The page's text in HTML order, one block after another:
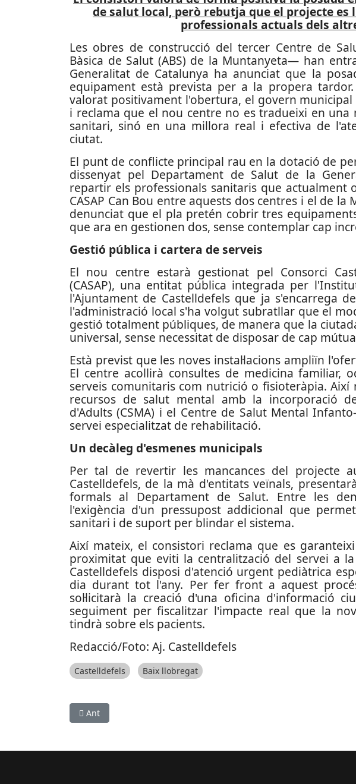
de salut local, però rebutja que el projecte
professionals actuals dels
Les obres de construcció del tercer Centre de
Bàsica de Salut (ABS) de la Muntanyeta— han
Generalitat de Catalunya ha anunciat que la
equipament està prevista per a la propera
valorat positivament l'obertura, el govern
i reclama que el nou centre no es tradueixi en una
sanitari, sinó en una millora real i efectiva de
ciutat.
El punt de conflicte principal rau en la dotació de
dissenyat pel Departament de Salut de la
repartir els professionals sanitaris que actualment
CASAP Can Bou entre aquests dos centres i el de la
denunciat que el pla pretén cobrir tres
que ara en gestionen dos, sense contemplar cap
Gestió pública i cartera de serveis
El nou centre estarà gestionat pel Consorci
(CASAP), una entitat pública integrada per
l'Ajuntament de Castelldefels que ja s'encarrega
l'administració local s'ha volgut subratllar que el
gestió totalment públiques, de manera que la
universal, sense necessitat de disposar de cap
Està previst que les noves instal·lacions ampliïn
El centre acollirà consultes de medicina familiar,
serveis comunitaris com nutrició o fisioteràpia. Així
recursos de salut mental amb la incorporació
d'Adults (CSMA) i el Centre de Salut Mental
servei especialitzat de rehabilitació.
Un decàleg d'esmenes municipals
Per tal de revertir les mancances del projecte
Castelldefels, de la mà d'entitats veïnals,
formals al Departament de Salut. Entre les
l'exigència d'un pressupost addicional que
sanitari i de suport per blindar el sistema.
Així mateix, el consistori reclama que es
proximitat que eviti la centralització del servei a
Castelldefels disposi d'atenció urgent pediàtrica
dia durant tot l'any. Per fer front a aquest
sol·licitarà la creació d'una oficina d'informació
seguiment per fiscalitzar l'impacte real que la
tindrà sobre els pacients.
Redacció/Foto: Aj. Castelldefels
Castelldefels Baix llobregat
Article anterior: Sant Feliu encara la recta final de les votacions dels
Ant